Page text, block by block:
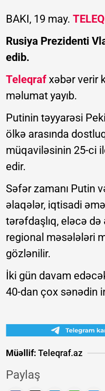
BAKI, 19 may.
Rusiya Prezidenti
edib.
Teleqraf xəbər verir
məlumat yayıb.
Putinin təyyarəsi
ölkə arasında
müqaviləsinin 25-ci
edir.
Səfər zamanı Putin
əlaqələr, iqtisadi
tərəfdaşlıq, eləcə
regional məsələləri
gözlənilir.
İki gün davam
40-dan çox sənədin
Müəllif: Teleqraf.az
Paylaş